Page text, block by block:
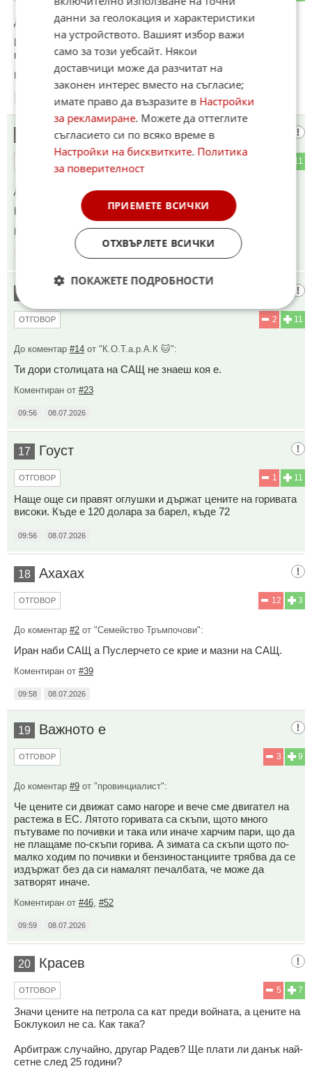
До коментар#7от "име":
Иран останаха със скутери , банда чаллмагари с РПГ-и
гърмят по танкери! на НЮ Йорк нищо му няма
Коментиран от#16, #22
08.07.2026
Кажи
11
До коментар от "К.О.Т.а.р.А.К 🐱":
Коя американска цел е изпълнена?
Коментиран от#21
08.07.2026
11
2
ОТГОВОР
До коментар #14 от "К.О.Т.а.р.А.К 🐱":
Ти дори столицата на САЩ не знаеш коя е.
Коментиран от #23
09:56 08.07.2026
17 Гоуст
11
1
ОТГОВОР
Наще още си правят оглушки и държат цените на горивата
високи. Къде е 120 долара за барел, къде 72
09:56 08.07.2026
18 Ахахах
3
12
ОТГОВОР
До коментар #2 от "Семейство Тръмпочови":
Иран наби САЩ а Пуслерчето се крие и мазни на САЩ.
Коментиран от #39
09:58 08.07.2026
19 Важното е
9
3
ОТГОВОР
До коментар #9 от "провинциалист":
Че цените си движат само нагоре и вече сме двигател на
растежа в ЕС. Лятото горивата са скъпи, щото много
пътуваме по почивки и така или иначе харчим пари, що да
не плащаме по-скъпи горива. А зимата са скъпи щото по-
малко ходим по почивки и бензиностанциите трябва да се
издържат без да си намалят печалбата, че може да
затворят иначе.
Коментиран от #46 #52
09:59 08.07.2026
20 Красев
7
5
ОТГОВОР
Значи цените на петрола са кат преди войната, а цените на
Боклукоил не са. Как така?
Арбитраж случайно, другар Радев? Ще плати ли данък най-
сетне след 25 години?
данни за геолокация и характеристики
на устройството. Вашият избор важи
само за този уебсайт. Някои
доставчици може да разчитат на
законен интерес вместо на съгласие;
имате право да възразите в Настройки
за рекламиране. Можете да оттеглите
съгласието си по всяко време в
Настройки на бисквитките. Политика
за поверителност
ПРИЕМЕТЕ ВСИЧКИ
ОТХВЪРЛЕТЕ ВСИЧКИ
ПОКАЖЕТЕ ПОДРОБНОСТИ